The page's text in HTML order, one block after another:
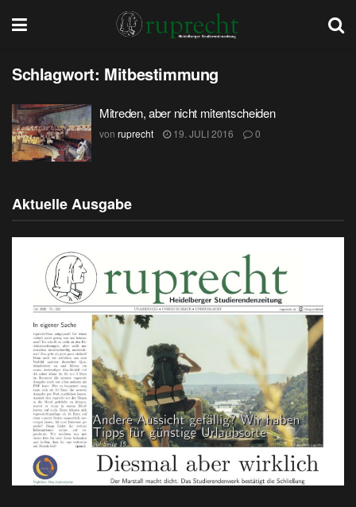
Schlagwort: Mitbestimmung
Mitreden, aber nicht mitentscheiden
von ruprecht 19. JULI 2016 0
Aktuelle Ausgabe